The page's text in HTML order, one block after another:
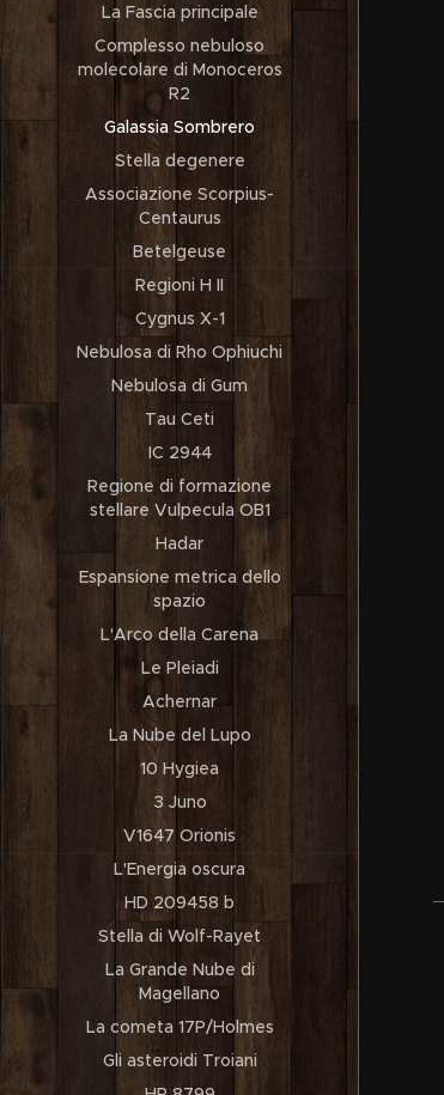
La Fascia principale
Complesso nebuloso
molecolare di Monoceros
R2
Galassia Sombrero
Stella degenere
Associazione Scorpius-
Centaurus
Betelgeuse
Regioni H II
Cygnus X-1
Nebulosa di Rho Ophiuchi
Nebulosa di Gum
Tau Ceti
IC 2944
Regione di formazione
stellare Vulpecula OB1
Hadar
Espansione metrica dello
spazio
L'Arco della Carena
Le Pleiadi
Achernar
La Nube del Lupo
10 Hygiea
3 Juno
V1647 Orionis
L'Energia oscura
HD 209458 b
Stella di Wolf-Rayet
La Grande Nube di
Magellano
La cometa 17P/Holmes
Gli asteroidi Troiani